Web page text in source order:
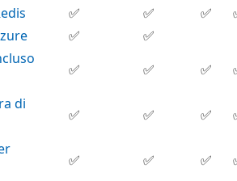
✅ ✅ ✅
✅
✅
✅ ✅ ✅
di
✅ ✅ ✅
✅ ✅ ✅